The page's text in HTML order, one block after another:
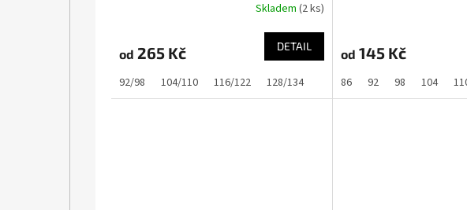
Skladem (2 ks)
od 265 Kč DETAIL
92/98 104/110 116/122 128/134
od 145 Kč
86 92 98 104